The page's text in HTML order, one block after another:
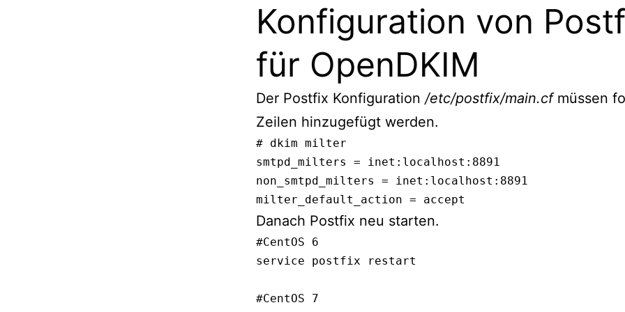
Konfiguration von
für OpenDKIM
Der Postfix Konfiguration /etc/postfix/main.cfmüssen
Zeilen hinzugefügt werden.
# dkim milter
smtpd_milters = inet:localhost:8891
non_smtpd_milters = inet:localhost:8891
milter_default_action = accept
Danach Postfix neu starten.
#CentOS 6
service postfix restart
#CentOS 7